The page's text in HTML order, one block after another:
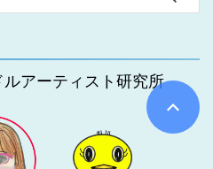
アーティスト研究所